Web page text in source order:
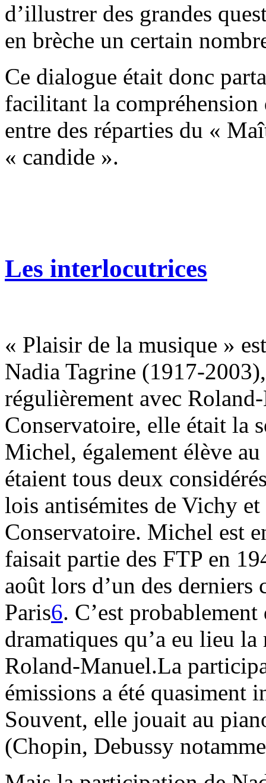
d’illustrer des grandes
en brèche un certain
Ce dialogue était donc
facilitant la compréhension
entre des réparties du «
« candide ».
Les interlocutrices
« Plaisir de la musique »
Nadia Tagrine (1917-
régulièrement avec
Conservatoire, elle était la
Michel, également élève
étaient tous deux
lois antisémites de Vichy
Conservatoire. Michel est
faisait partie des FTP en
août lors d’un des
Paris6. C’est
dramatiques qu’a eu lieu
Roland-Manuel.La
émissions a été quasiment
Souvent, elle jouait au
(Chopin, Debussy